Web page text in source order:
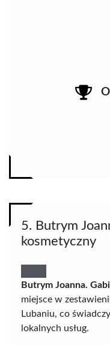
5. Butrym
kosmetyczny
Butrym Joanna.
miejsce w
Lubaniu, co
lokalnych usług.